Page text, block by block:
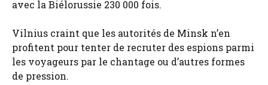
avec la Biélorussie 230 000 fois.
Vilnius craint que les autorités de Minsk n’en
profitent pour tenter de recruter des espions parmi
les voyageurs par le chantage ou d’autres formes
de pression.